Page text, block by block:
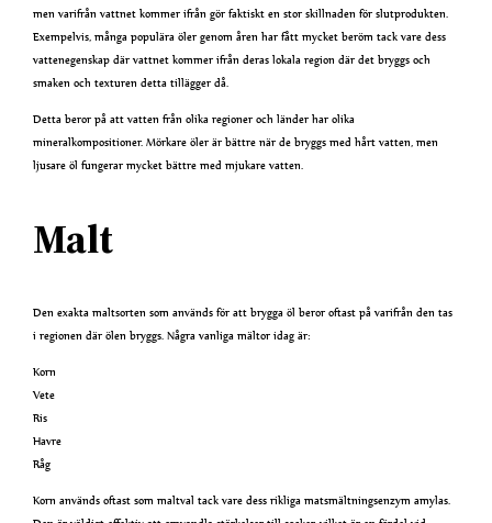
men varifrån vattnet kommer ifrån gör faktiskt en stor skillnaden för slutprodukten.
Exempelvis, många populära öler genom åren har fått mycket beröm tack vare dess
vattenegenskap där vattnet kommer ifrån deras lokala region där det bryggs och
smaken och texturen detta tillägger då.
Detta beror på att vatten från olika regioner och länder har olika
mineralkompositioner. Mörkare öler är bättre när de bryggs med hårt vatten, men
ljusare öl fungerar mycket bättre med mjukare vatten.
Malt
Den exakta maltsorten som används för att brygga öl beror oftast på varifrån den tas
i regionen där ölen bryggs. Några vanliga mältor idag är:
Korn
Vete
Ris
Havre
Råg
Korn används oftast som maltval tack vare dess rikliga matsmältningsenzym amylas.